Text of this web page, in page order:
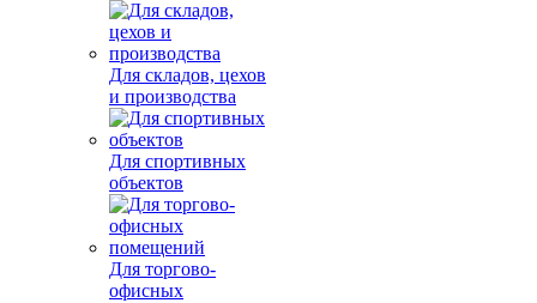
Для складов, цехов
и производства
Для спортивных
объектов
Для торгово-
офисных